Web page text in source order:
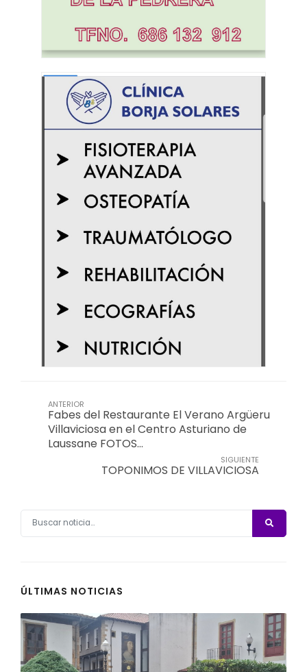
ANTERIOR
Fabes del Restaurante El Verano Argüeru
Villaviciosa en el Centro Asturiano de
Laussane FOTOS…
SIGUIENTE
TOPONIMOS DE VILLAVICIOSA
ÚLTIMAS NOTICIAS